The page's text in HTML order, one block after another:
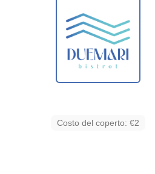
Costo del coperto: €2